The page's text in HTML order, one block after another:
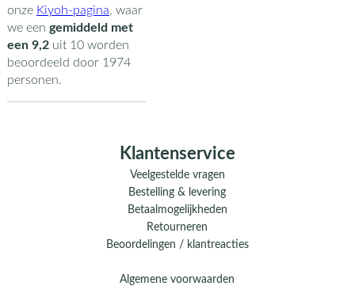
onze Kiyoh-pagina, waar
we een gemiddeld met
een 9,2uit 10worden
beoordeeld door 1974
personen.
Klantenservice
Veelgestelde vragen
Bestelling & levering
Betaalmogelijkheden
Retourneren
Beoordelingen / klantreacties
Algemene voorwaarden